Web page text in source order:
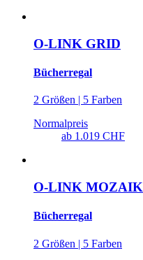
O-LINK GRID
Bücherregal
2 Größen | 5 Farben
Normalpreis
ab 1.019 CHF
O-LINK MOZAIK
Bücherregal
2 Größen | 5 Farben